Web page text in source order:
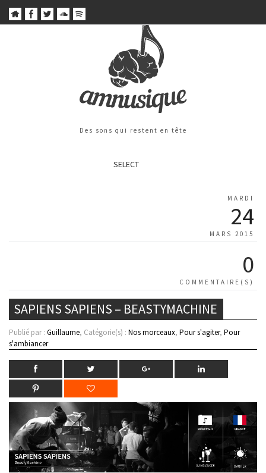
Des sons qui restent en tête
SELECT
MARDI
24
MARS 2015
0
COMMENTAIRE(S)
SAPIENS SAPIENS – BEASTYMACHINE
Publié par : Guillaume, Catégorie(s) : Nos morceaux, Pour s'agiter, Pour
s'ambiancer